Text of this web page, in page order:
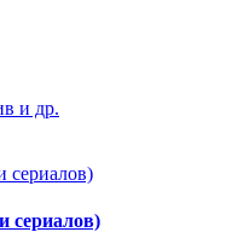
и др.
сериалов)